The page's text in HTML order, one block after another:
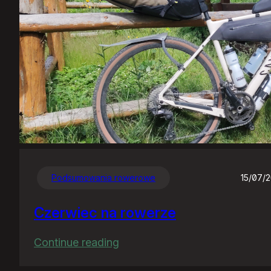
Podsumowania rowerowe 15/07/
Czerwiec na rowerze
Continue reading